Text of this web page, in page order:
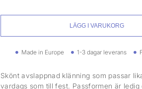
LÄGG I VARUKORG
Made in Europe 1-3 dagar leverans
Skönt avslappnad klänning som passar
vardags som till fest. Passformen är ledig